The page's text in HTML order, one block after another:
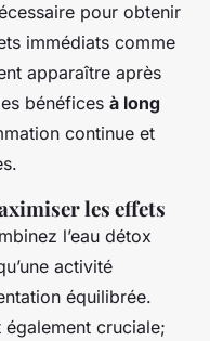
pour obtenir
immédiats comme
apparaître après
bénéfices à long
continue et
les effets
l’eau détox
activité
équilibrée.
également cruciale;